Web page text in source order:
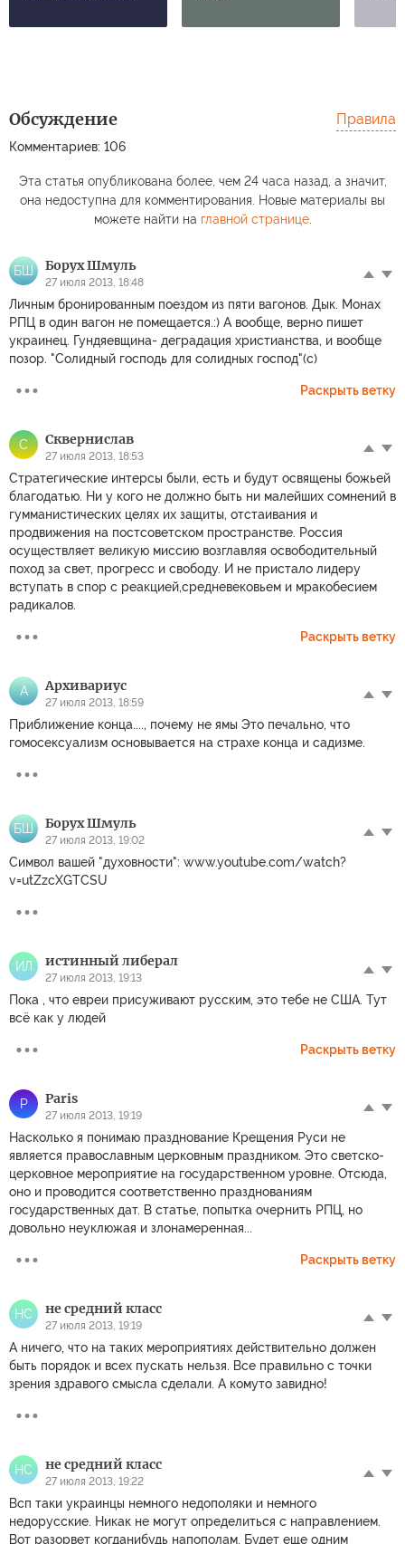
Обсуждение
Комментариев: 106
Правила
Эта статья опубликована более, чем 24 часа назад, а значит,
она недоступна для комментирования. Новые материалы вы
можете найти на главной странице.
БШ Борух Шмуль
27 июля 2013, 18:48
Личным бронированным поездом из пяти вагонов. Дык. Монах
РПЦ в один вагон не помещается.:) А вообще, верно пишет
украинец. Гундяевщина- деградация христианства, и вообще
позор. "Солидный господь для солидных господ"(с)
Раскрыть ветку
С Сквернислав
27 июля 2013, 18:53
Стратегические интерсы были, есть и будут освящены божьей
благодатью. Ни у кого не должно быть ни малейших сомнений в
гумманистических целях их защиты, отстаивания и
продвижения на постсоветском пространстве. Россия
осуществляет великую миссию возглавляя освободительный
поход за свет, прогресс и свободу. И не пристало лидеру
вступать в спор с реакцией,средневековьем и мракобесием
радикалов.
Раскрыть ветку
А Архивариус
27 июля 2013, 18:59
Приближение конца...., почему не ямы Это печально, что
гомосексуализм основывается на страхе конца и садизме.
БШ Борух Шмуль
27 июля 2013, 19:02
Символ вашей "духовности": www.youtube.com/watch?
v=utZzcXGTCSU
ИЛ истинный либерал
27 июля 2013, 19:13
Пока , что евреи присуживают русским, это тебе не США. Тут
всё как у людей
Раскрыть ветку
P Paris
27 июля 2013, 19:19
Насколько я понимаю празднование Крещения Руси не
является православным церковным праздником. Это светско-
церковное мероприятие на государственном уровне. Отсюда,
оно и проводится соответственно празднованиям
государственных дат. В статье, попытка очернить РПЦ, но
довольно неуклюжая и злонамеренная...
Раскрыть ветку
НС не средний класс
27 июля 2013, 19:19
А ничего, что на таких мероприятиях действительно должен
быть порядок и всех пускать нельзя. Все правильно с точки
зрения здравого смысла сделали. А комуто завидно!
НС не средний класс
27 июля 2013, 19:22
Всп таки украинцы немного недополяки и немного
недорусские. Никак не могут определиться с направлением.
Вот разорвет когданибудь напополам. Будет еще одним